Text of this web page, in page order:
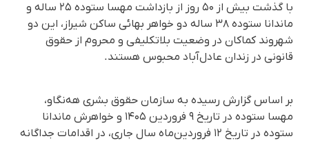
با گذشت بیش از ۵۰ روز از بازداشت مهسا ستوده ۲۵ ساله و
ماندانا ستوده ۳۸ ساله دو خواهر بهائی ساکن شیراز، این دو
شهروند کماکان در وضعیت بلاتکلیفی و محروم از حقوق
قانونی در زندان عادل‌آباد محبوس هستند.
بر اساس گزارش رسیده به سازمان حقوق بشری هه‌نگاو،
مهسا ستوده در تاریخ ۹ فروردین ۱۴۰۵ و خواهرش ماندانا
ستوده در تاریخ ۱۲ فروردین‌ماه سال جاری، در اقدامات جداگانه